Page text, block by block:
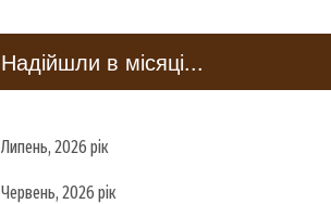
Надійшли в місяці...
Липень, 2026 рік
Червень, 2026 рік